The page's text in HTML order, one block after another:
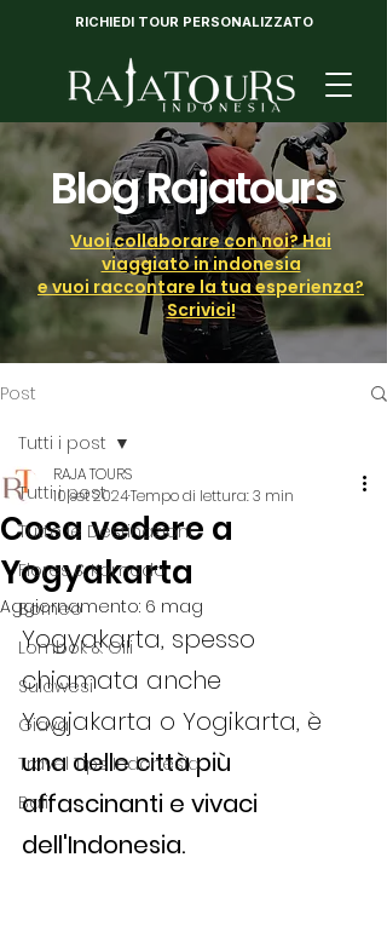
RICHIEDI TOUR PERSONALIZZATO
Blog Rajatours
Vuoi collaborare con noi? Hai
viaggiato in indonesia
e vuoi raccontare la tua esperienza?
Scrivici!
Post
Tutti i post
Tutte le Destinazioni
Flores & Komodo
Borneo
Lombok & Gili
Sulawesi
Giava
Travel Tips Indonesia
Bali
Tutti i post
Cosa vedere a
Yogyakarta
RAJA TOURS
10 set 2024Tempo di lettura: 3 min
Aggiornamento: 6 mag
Yogyakarta, spesso
chiamata anche
Yogjakarta o Yogikarta, è
una delle città più
affascinanti e vivaci
dell'Indonesia.